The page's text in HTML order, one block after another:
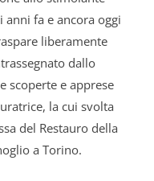
fa e ancora oggi
liberamente
dallo
scoperte e apprese
la cui svolta
del Restauro della
a Torino.